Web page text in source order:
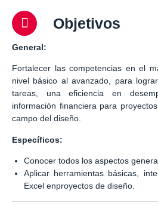
Objetivos
General:
Fortalecer las competencias en el
nivel básico al avanzado, para
tareas, una eficiencia en
información financiera para
campo del diseño.
Específicos:
Conocer todos los aspectos
Aplicar herramientas básicas,
Excel enproyectos de diseño.